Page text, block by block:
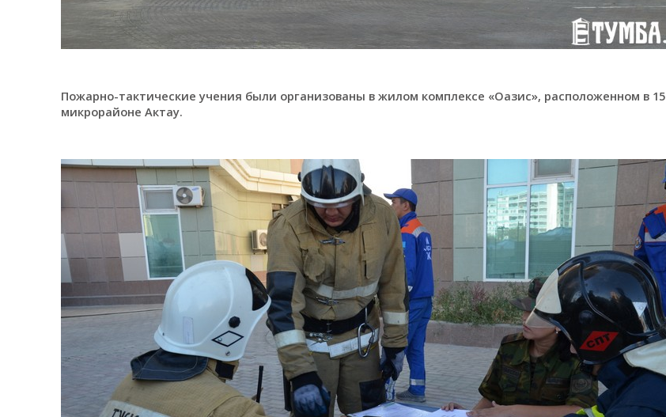
Пожарно-тактические учения были организованы в жилом комплексе «Оазис», расположенном в 15
микрорайоне Актау.